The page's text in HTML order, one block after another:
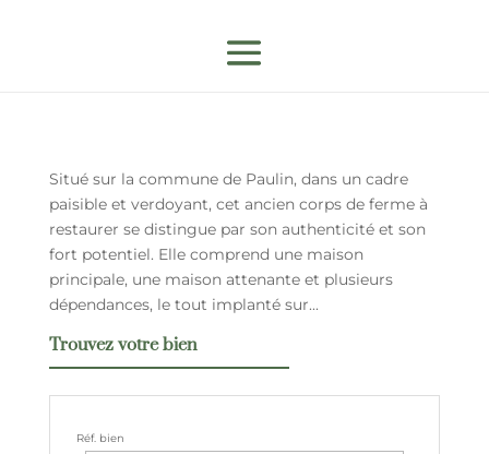
Situé sur la commune de Paulin, dans un cadre
paisible et verdoyant, cet ancien corps de ferme à
restaurer se distingue par son authenticité et son
fort potentiel. Elle comprend une maison
principale, une maison attenante et plusieurs
dépendances, le tout implanté sur...
Trouvez votre bien
Réf. bien